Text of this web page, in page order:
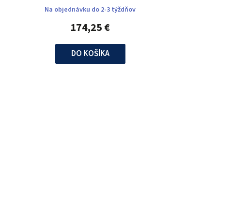
Na objednávku do 2-3 týždňov
174,25 €
DO KOŠÍKA